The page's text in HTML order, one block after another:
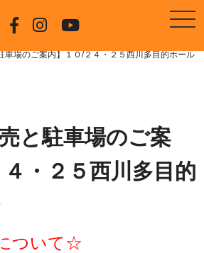
車場のご案内】１０/２４・２５西川多目的ホール
売と駐車場のご案
・２５西川多目的
ついて☆